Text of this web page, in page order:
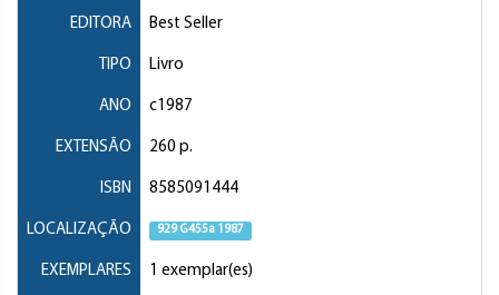
EDITORA Best Seller
TIPO Livro
ANO c1987
EXTENSÃO 260 p.
ISBN 8585091444
LOCALIZAÇÃO 929 G455a 1987
EXEMPLARES 1 exemplar(es)